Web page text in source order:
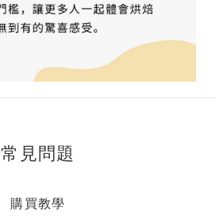
常見問題
購買教學